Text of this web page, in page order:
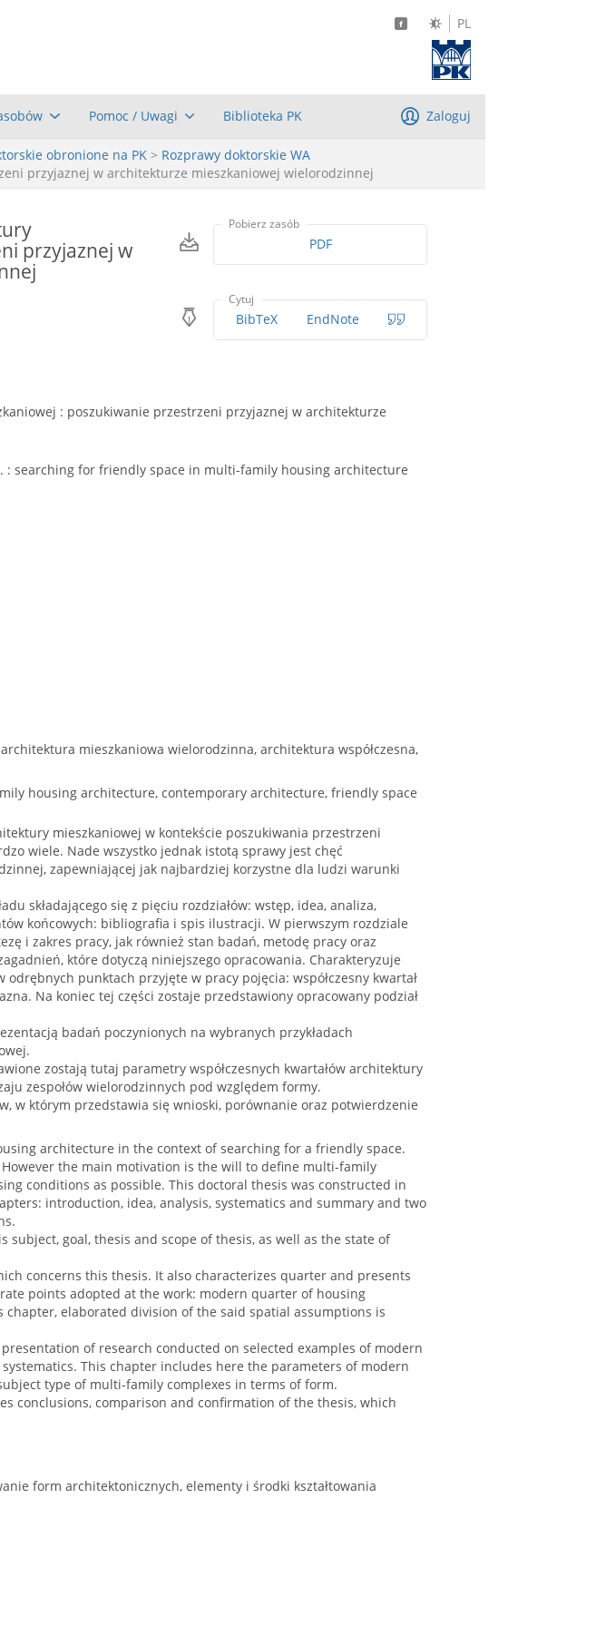
PL
Pomoc / Uwagi Biblioteka PK Zaloguj
obronione na PK > Rozprawy doktorskie WA
przyjaznej w architekturze mieszkaniowej wielorodzinnej
przyjaznej w
Pobierz zasób
PDF
Cytuj
BibTeX EndNote
: poszukiwanie przestrzeni przyjaznej w architekturze
searching for friendly space in multi-family housing architecture
mieszkaniowa wielorodzinna, architektura współczesna,
housing architecture, contemporary architecture, friendly space
mieszkaniowej w kontekście poszukiwania przestrzeni
wiele. Nade wszystko jednak istotą sprawy jest chęć
zapewniającej jak najbardziej korzystne dla ludzi warunki
składającego się z pięciu rozdziałów: wstęp, idea, analiza,
końcowych: bibliografia i spis ilustracji. W pierwszym rozdziale
i zakres pracy, jak również stan badań, metodę pracy oraz
które dotyczą niniejszego opracowania. Charakteryzuje
punktach przyjęte w pracy pojęcia: współczesny kwartał
Na koniec tej części zostaje przedstawiony opracowany podział
badań poczynionych na wybranych przykładach
zostają tutaj parametry współczesnych kwartałów architektury
zespołów wielorodzinnych pod względem formy.
w którym przedstawia się wnioski, porównanie oraz potwierdzenie
architecture in the context of searching for a friendly space.
the main motivation is the will to define multi-family
conditions as possible. This doctoral thesis was constructed in
introduction, idea, analysis, systematics and summary and two
goal, thesis and scope of thesis, as well as the state of
concerns this thesis. It also characterizes quarter and presents
points adopted at the work: modern quarter of housing
elaborated division of the said spatial assumptions is
of research conducted on selected examples of modern
This chapter includes here the parameters of modern
type of multi-family complexes in terms of form.
conclusions, comparison and confirmation of the thesis, which
form architektonicznych, elementy i środki kształtowania